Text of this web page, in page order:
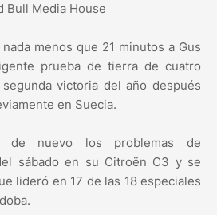
Bull Media House
menos que 21 minutos a Gus
prueba de tierra de cuatro
victoria del año después
en Suecia.
de nuevo los problemas de
sábado en su Citroën C3 y se
lideró en 17 de las 18 especiales